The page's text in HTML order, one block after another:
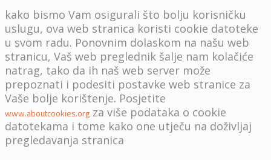
kako bismo Vam osigurali što bolju korisničku
uslugu, ova web stranica koristi cookie datoteke
u svom radu. Ponovnim dolaskom na našu web
stranicu, Vaš web preglednik šalje nam kolačiće
natrag, tako da ih naš web server može
prepoznati i podesiti postavke web stranice za
Vaše bolje korištenje. Posjetite
www.aboutcookies.org za više podataka o cookie
datotekama i tome kako one utječu na doživljaj
pregledavanja stranica